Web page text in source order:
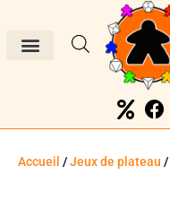
Accueil /Jeux de plateau /